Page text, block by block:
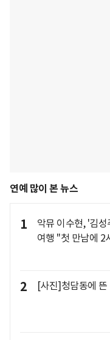
연예 많이 본 뉴스
1
악뮤 이수현, '김
여행 "첫 만남에 2
2 [사진]청담동에 뜬